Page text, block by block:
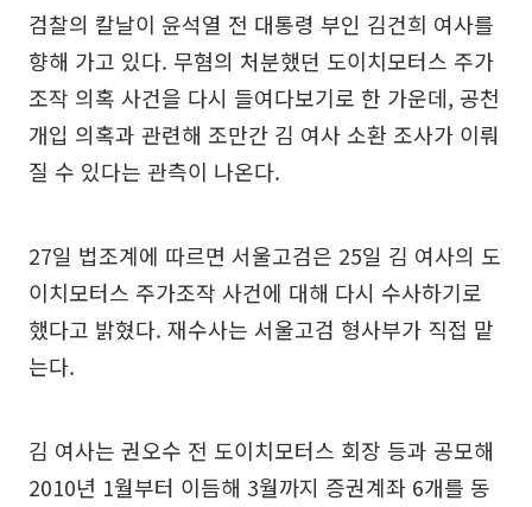
검찰의 칼날이 윤석열 전 대통령 부인 김건희 여사를
향해 가고 있다. 무혐의 처분했던 도이치모터스 주가
조작 의혹 사건을 다시 들여다보기로 한 가운데, 공천
개입 의혹과 관련해 조만간 김 여사 소환 조사가 이뤄
질 수 있다는 관측이 나온다.
27일 법조계에 따르면 서울고검은 25일 김 여사의 도
이치모터스 주가조작 사건에 대해 다시 수사하기로
했다고 밝혔다. 재수사는 서울고검 형사부가 직접 맡
는다.
김 여사는 권오수 전 도이치모터스 회장 등과 공모해
2010년 1월부터 이듬해 3월까지 증권계좌 6개를 동